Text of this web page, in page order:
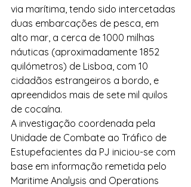
via marítima, tendo sido intercetadas
duas embarcações de pesca, em
alto mar, a cerca de 1000 milhas
náuticas (aproximadamente 1852
quilómetros) de Lisboa, com 10
cidadãos estrangeiros a bordo, e
apreendidos mais de sete mil quilos
de cocaína.
A investigação coordenada pela
Unidade de Combate ao Tráfico de
Estupefacientes da PJ iniciou-se com
base em informação remetida pelo
Maritime Analysis and Operations